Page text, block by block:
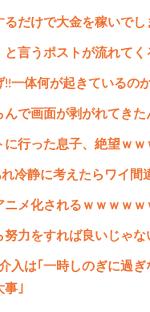
だけで大金を稼いでし
と言うポストが流れて
!!一体何が起きているの
で画面が剥がれてきた
に行った息子、絶望ｗｗ
冷静に考えたらワイ
ニメ化されるｗｗｗｗｗ
努力をすれば良いじゃ
入は｢一時しのぎに過
｣